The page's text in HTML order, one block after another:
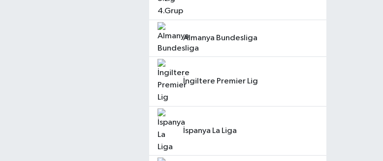
Almanya Bundesliga
İngiltere Premier Lig
İspanya La Liga